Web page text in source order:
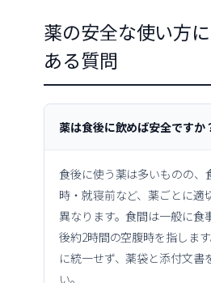
薬の安全な使い方
ある質問
薬は食後に飲めば安全ですか
食後に使う薬は多いものの、
時・就寝前など、薬ごとに適
異なります。食間は一般に食
後約2時間の空腹時を指しま
に統一せず、薬袋と添付文書
い。